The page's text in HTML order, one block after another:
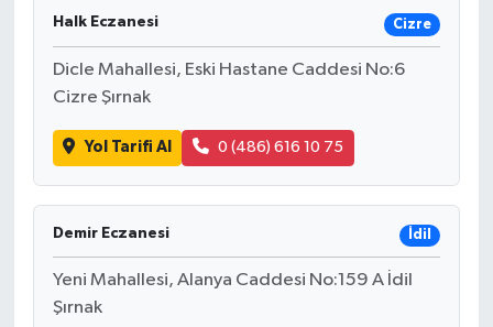
Halk Eczanesi Cizre
Dicle Mahallesi, Eski Hastane Caddesi No:6
Cizre Şırnak
Yol Tarifi Al 0 (486) 616 10 75
Demir Eczanesi İdil
Yeni Mahallesi, Alanya Caddesi No:159 A İdil
Şırnak